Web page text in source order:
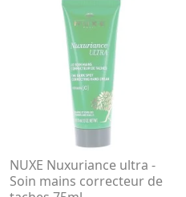
NUXE Nuxuriance ultra -
Soin mains correcteur de